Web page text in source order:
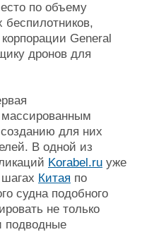
по объему
General
дронов для
массированным
для них
В одной из
Korabel.ru уже
Китая по
судна подобного
не только
подводные